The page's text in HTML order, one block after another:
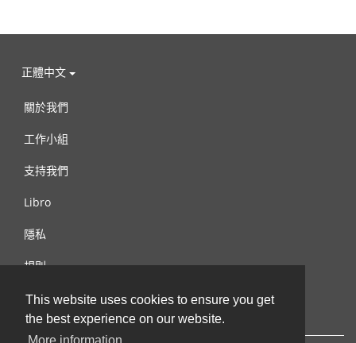
This website uses cookies to ensure you get
the best experience on our website.
正體中文
關於我們
工作小組
支持我們
Libro
隱私
規則
連絡我們